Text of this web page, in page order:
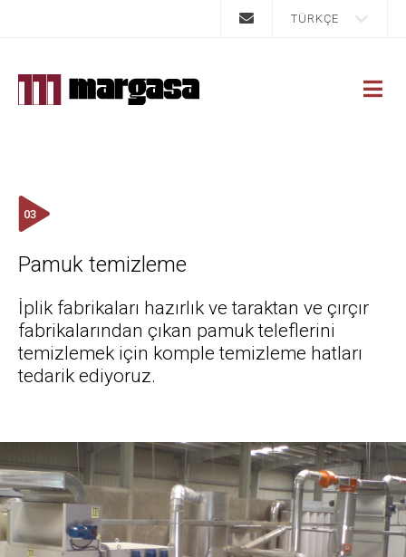
TÜRKÇE
03
Pamuk temizleme
İplik fabrikaları hazırlık ve taraktan ve çırçır
fabrikalarından çıkan pamuk teleflerini
temizlemek için komple temizleme hatları
tedarik ediyoruz.